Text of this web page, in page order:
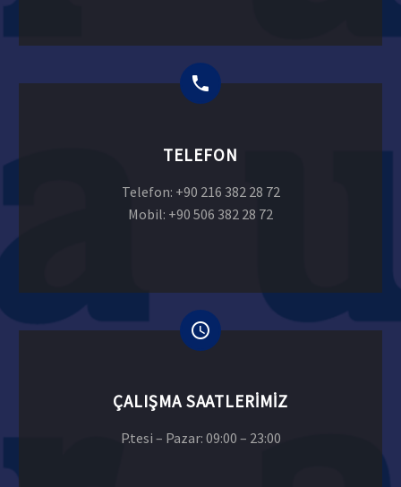
TELEFON
Telefon: +90 216 382 28 72
Mobil: +90 506 382 28 72
ÇALIŞMA SAATLERIMIZ
P.tesi – Pazar: 09:00 – 23:00